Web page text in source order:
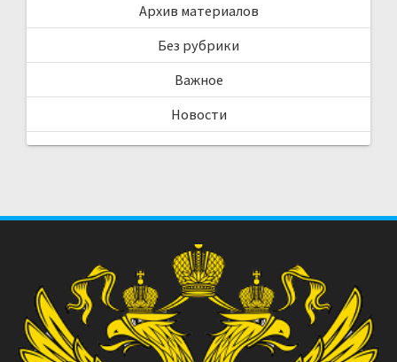
Архив материалов
Без рубрики
Важное
Новости